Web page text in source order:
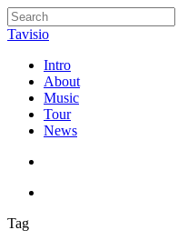
Skip
to
content
Close
Tavisio
search
Menu
Intro
About
Music
Tour
News
Tag